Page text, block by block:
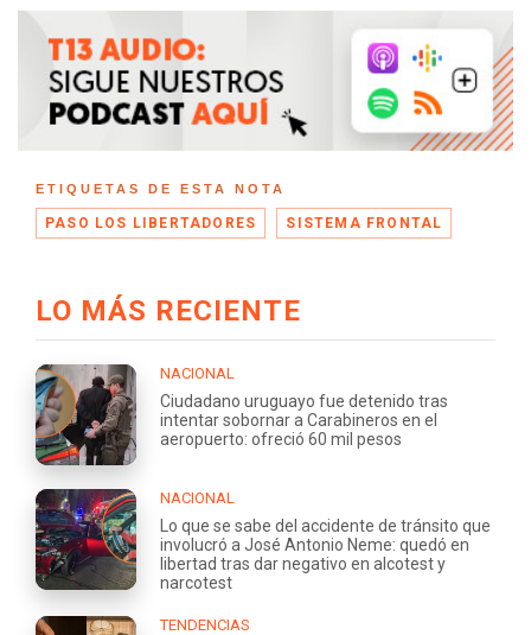
ETIQUETAS DE ESTA NOTA
PASO LOS LIBERTADORES SISTEMA FRONTAL
LO MÁS RECIENTE
NACIONAL
Ciudadano uruguayo fue detenido tras
intentar sobornar a Carabineros en el
aeropuerto: ofreció 60 mil pesos
NACIONAL
Lo que se sabe del accidente de tránsito que
involucró a José Antonio Neme: quedó en
libertad tras dar negativo en alcotest y
narcotest
TENDENCIAS